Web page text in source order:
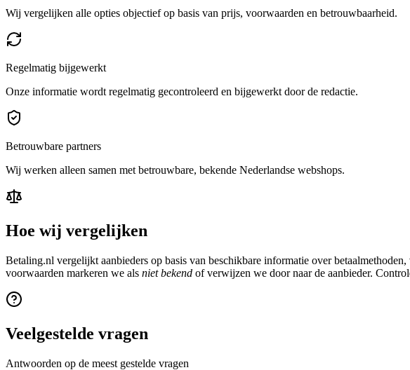
Wij vergelijken alle opties objectief op basis van prijs, voorwaarden en betrouwbaarheid.
Regelmatig bijgewerkt
Onze informatie wordt regelmatig gecontroleerd en bijgewerkt door de redactie.
Betrouwbare partners
Wij werken alleen samen met betrouwbare, bekende Nederlandse webshops.
Hoe wij vergelijken
Betaling.nl vergelijkt aanbieders op basis van beschikbare informatie over
voorwaarden markeren we als niet bekend of verwijzen we door naar de aanbieder.
Veelgestelde vragen
Antwoorden op de meest gestelde vragen